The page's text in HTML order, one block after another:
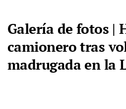
Galería de fotos |
camionero tras
madrugada en la